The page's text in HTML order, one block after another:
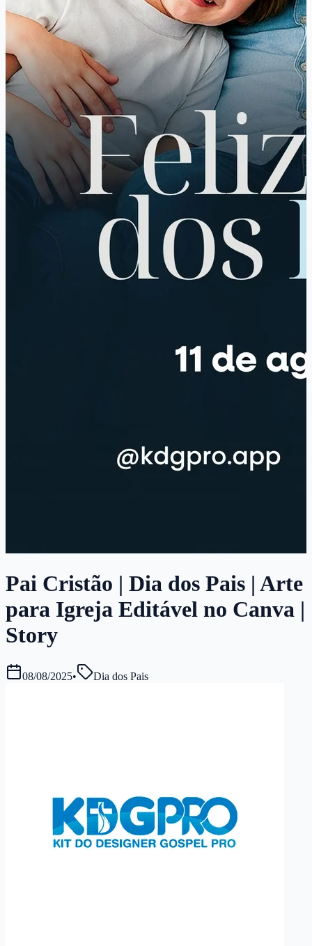
Pai Cristão | Dia dos Pais | Arte
para Igreja Editável no Canva |
Story
08/08/2025• Dia dos Pais